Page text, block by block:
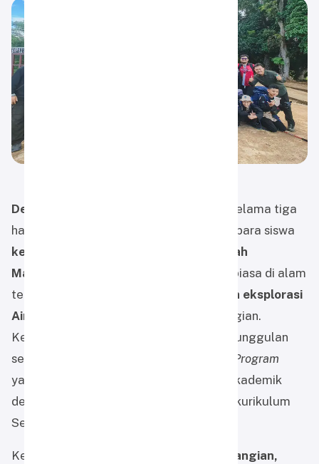
Desa Belangian, Kabupaten Banjar
— Selama tiga
hari, mulai
, para siswa
kelas 7 dan 8 SMP Alam Muhammadiyah
Martapura
menjalani pengalaman luar biasa di alam
terbuka melalui kegiatan
pendakian dan eksplorasi
Air Terjun Gunung Kahung
, Desa Belangian.
Kegiatan ini menjadi salah satu agenda unggulan
sekolah dalam rangka
Outdoor Learning Program
yang mengintegrasikan pembelajaran akademik
dengan pengalaman lapangan berbasis kurikulum
Sekolah Alam.
Kegiatan yang berlangsung di
Desa Belangian,